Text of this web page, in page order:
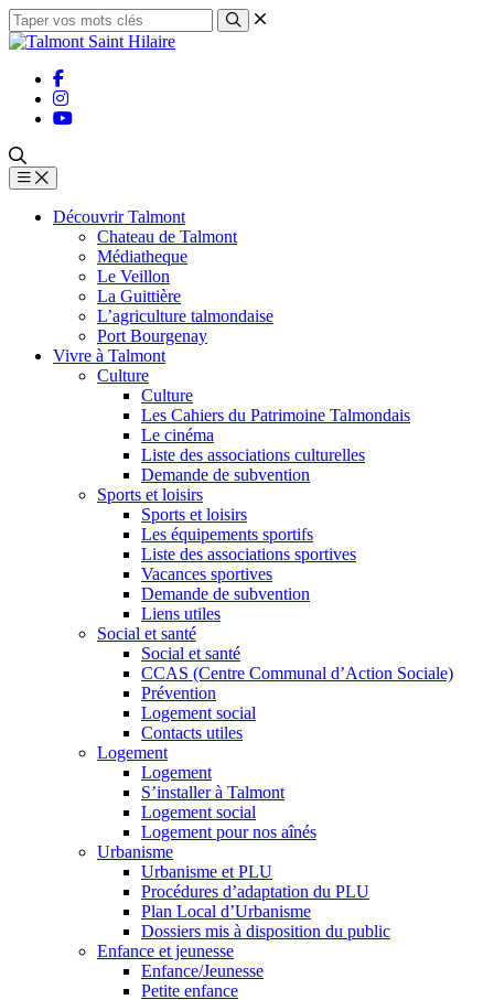
Découvrir Talmont
Chateau de Talmont
Médiatheque
Le Veillon
La Guittière
L’agriculture talmondaise
Port Bourgenay
Vivre à Talmont
Culture
Culture
Les Cahiers du Patrimoine Talmondais
Le cinéma
Liste des associations culturelles
Demande de subvention
Sports et loisirs
Sports et loisirs
Les équipements sportifs
Liste des associations sportives
Vacances sportives
Demande de subvention
Liens utiles
Social et santé
Social et santé
CCAS (Centre Communal d’Action Sociale)
Prévention
Logement social
Contacts utiles
Logement
Logement
S’installer à Talmont
Logement social
Logement pour nos aînés
Urbanisme
Urbanisme et PLU
Procédures d’adaptation du PLU
Plan Local d’Urbanisme
Dossiers mis à disposition du public
Enfance et jeunesse
Enfance/Jeunesse
Petite enfance